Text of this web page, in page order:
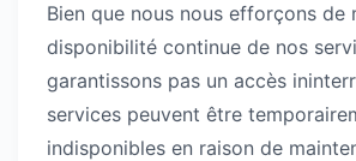
Bien que nous nous efforçons de
disponibilité continue de nos
garantissons pas un accès
services peuvent être
indisponibles en raison de